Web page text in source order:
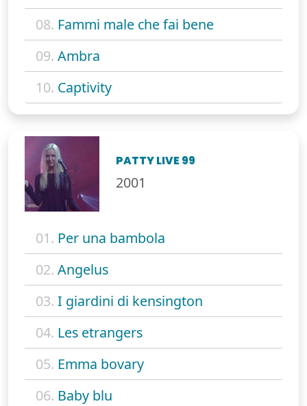
08. Fammi male che fai bene
09. Ambra
10. Captivity
PATTY LIVE 99
2001
01. Per una bambola
02. Angelus
03. I giardini di kensington
04. Les etrangers
05. Emma bovary
06. Baby blu